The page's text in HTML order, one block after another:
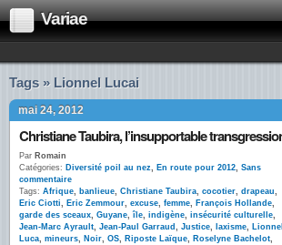
Variae
Tags » Lionnel Lucai
mai 24, 2012
Par Romain
Catégories: Diversité poil au nez, En route pour 2012, Sans
commentaire
Tags: Afrique, banlieue, Christiane Taubira, cocotier, drapeau,
Eric Ciotti, Eric Zemmour, excuse, femme, François Hollande,
garde des sceaux, Guyane,île, indigène, insécurité culturelle,
Jean-Marc Ayrault, Jean-Paul Garraud , Justice, laxisme, Lionnel
Luca, mineurs, Noir, OS, Riposte Laïque, Roselyne Bachelot,